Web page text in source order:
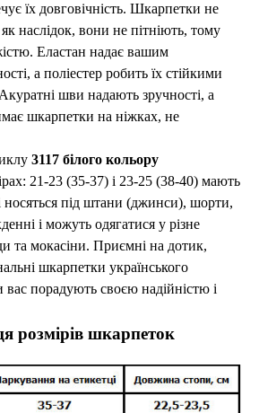
їх довговічність. Шкарпетки не
наслідок, вони не пітніють, тому
Еластан надає вашим
а поліестер робить їх стійкими
шви надають зручності, а
шкарпетки на ніжках, не
3117 білого кольору
21-23 (35-37) і 23-25 (38-40) мають
носяться під штани (джинси), шорти,
і можуть одягатися у різне
та мокасіни. Приємні на дотик,
шкарпетки українського
порадують своєю надійністю і
розмірів шкарпеток